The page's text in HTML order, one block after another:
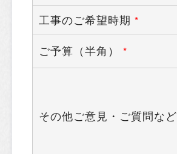
工事のご希望時期 *
ご予算（半角） *
その他ご意見・ご質問など